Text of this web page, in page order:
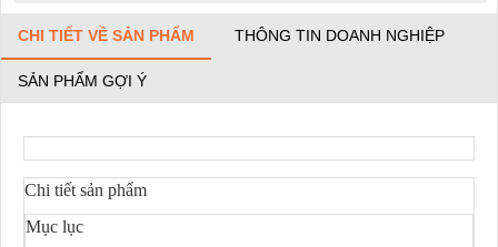
CHI TIẾT VỀ SẢN PHẨM THÔNG TIN DOANH NGHIỆP
SẢN PHẨM GỢI Ý
Chi tiết sản phẩm
Mục lục